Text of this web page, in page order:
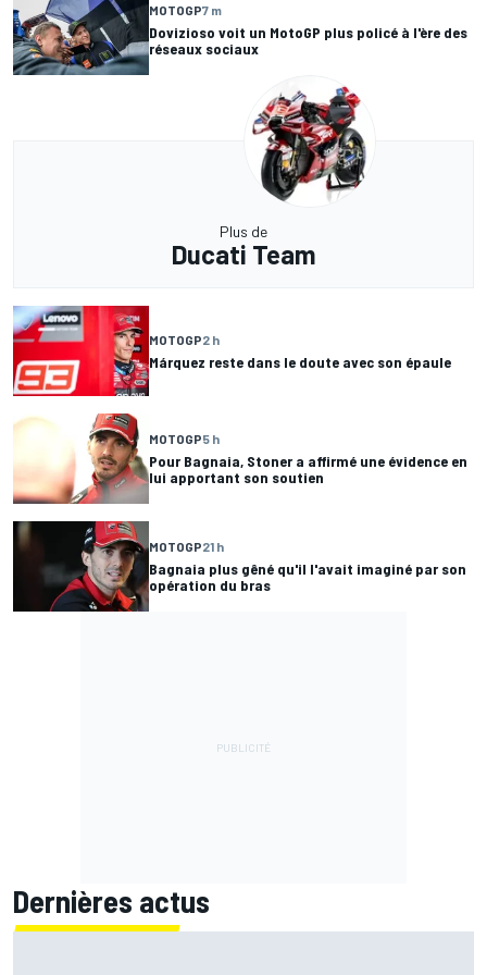
MOTOGP7 m
Dovizioso voit un MotoGP plus policé à l'ère des
réseaux sociaux
Plus de
Ducati Team
MOTOGP2 h
Márquez reste dans le doute avec son épaule
MOTOGP5 h
Pour Bagnaia, Stoner a affirmé une évidence en
lui apportant son soutien
MOTOGP21 h
Bagnaia plus gêné qu'il l'avait imaginé par son
opération du bras
Dernières actus